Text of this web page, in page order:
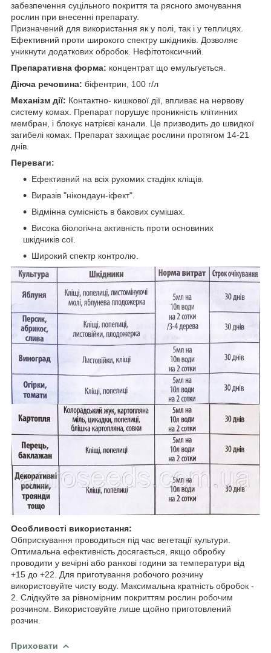
забезпечення суцільного покриття та рясного змочування
рослин при внесенні препарату.
Призначений для використання як у полі, так і у теплицях.
Ефективний проти широкого спектру шкідників. Дозволяє
уникнути додаткових обробок. Нефітотоксичний.
Препаративна форма: концентрат що емульгується.
Діюча речовина: біфентрин, 100 г/л
Механізм дії: Контактно- кишкової дії, впливає на нервову
систему комах. Препарат порушує проникність клітинних
мембран, і блокує натрієві канали. Це призводить до швидкої
загибелі комах. Препарат захищає рослини протягом 14-21
днів.
Переваги:
Ефективний на всіх рухомих стадіях кліщів.
Виразів "нікондаун-іфект".
Відмінна сумісність в бакових сумішах.
Висока біологічна активність проти основиних
шкідників сої.
Широкий спектр контролю.
Особливості використання:
Обприскування проводиться під час вегетації культури.
Оптимальна ефективність досягається, якщо обробку
проводити у вечірні або ранкові години за температури від
+15 до +22. Для приготування робочого розчину
використовуйте чисту воду. Максимальна кратність обробок -
2. Слідкуйте за рівномірним покриттям рослин робочим
розчином. Використовуйте лише щойно приготовлений
розчин.
Приховати